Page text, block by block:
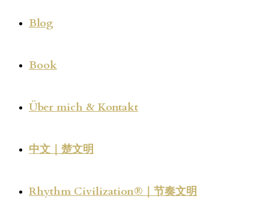
Blog
Book
Über mich & Kontakt
中文｜楚文明
Rhythm Civilization®｜节奏文明